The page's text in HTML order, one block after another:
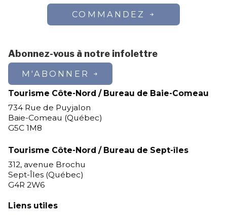
COMMANDEZ
Abonnez-vous à notre infolettre
M'ABONNER
Tourisme Côte-Nord / Bureau de Baie-Comeau
734 Rue de Puyjalon
Baie-Comeau (Québec)
G5C 1M8
Tourisme Côte-Nord / Bureau de Sept-îles
312, avenue Brochu
Sept-Îles (Québec)
G4R 2W6
Liens utiles